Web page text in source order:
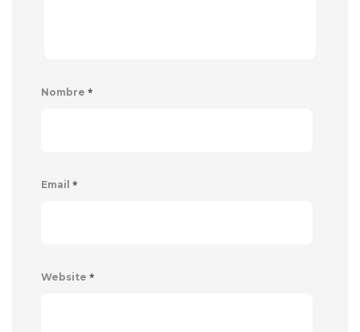
Nombre *
Email *
Website *